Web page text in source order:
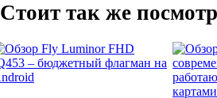
Стоит так же